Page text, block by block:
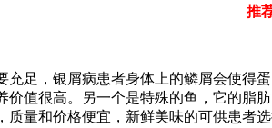
推
充足，银屑病患者身体上的鳞屑会使得
价值很高。另一个是特殊的鱼，它的脂
量和价格便宜，新鲜美味的可供患者选